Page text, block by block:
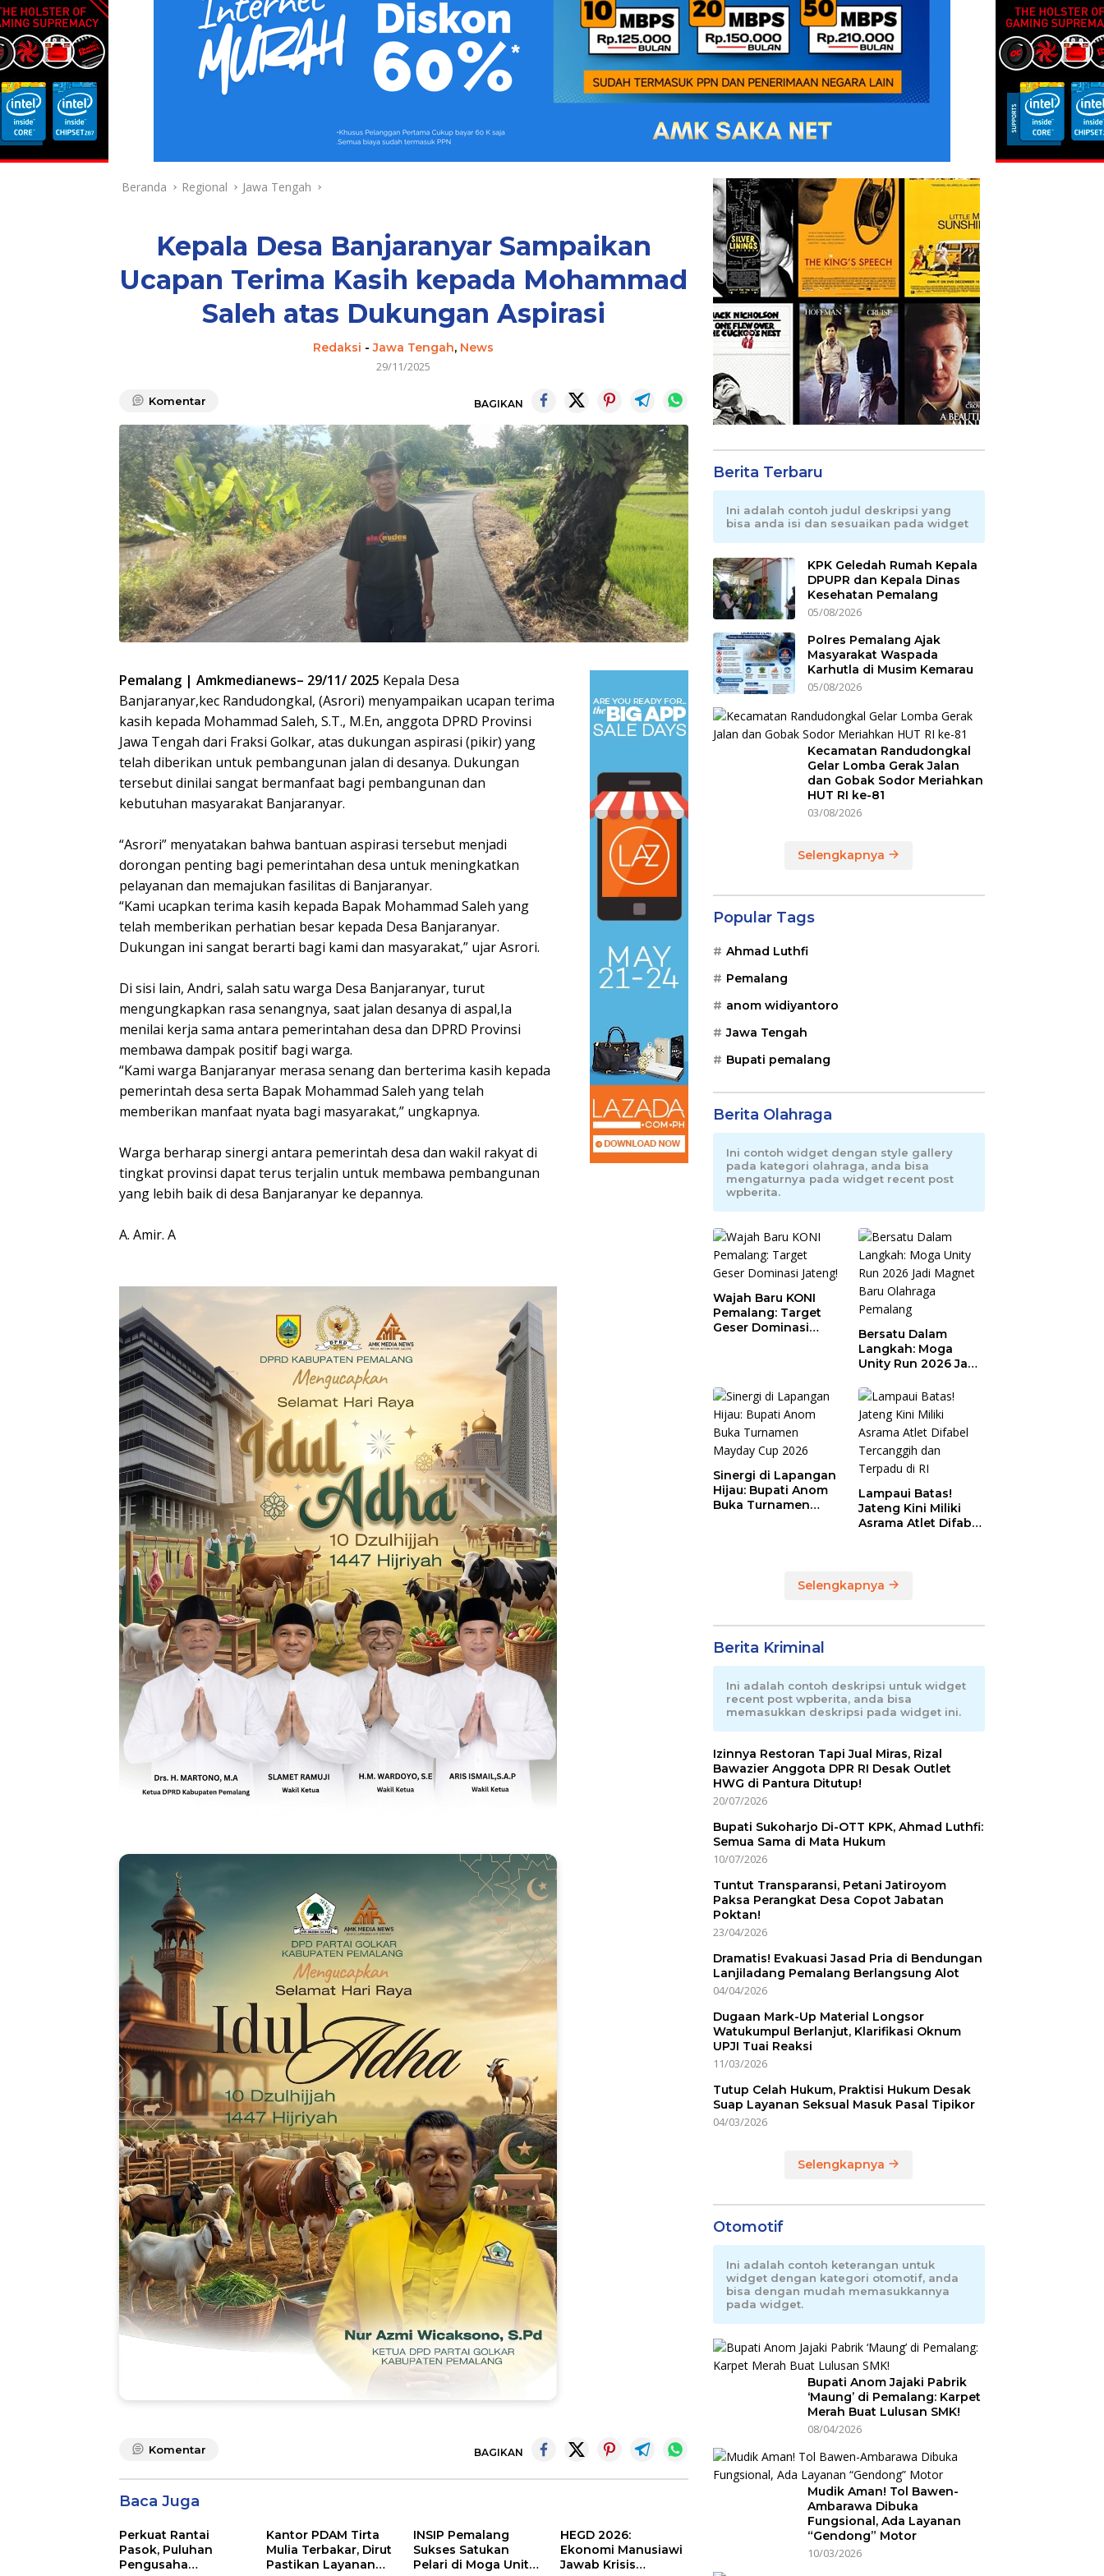
Beranda Regional Jawa Tengah
Kepala Desa Banjaranyar Sampaikan
Ucapan Terima Kasih kepada Mohammad
Saleh atas Dukungan Aspirasi
Redaksi -Jawa Tengah, News
29/11/2025
Komentar BAGIKAN
Pemalang | Amkmedianews– 29/11/ 2025 Kepala Desa
Banjaranyar,kec Randudongkal, (Asrori) menyampaikan ucapan terima
kasih kepada Mohammad Saleh, S.T., M.En, anggota DPRD Provinsi
Jawa Tengah dari Fraksi Golkar, atas dukungan aspirasi (pikir) yang
telah diberikan untuk pembangunan jalan di desanya. Dukungan
tersebut dinilai sangat bermanfaat bagi pembangunan dan
kebutuhan masyarakat Banjaranyar.
“Asrori” menyatakan bahwa bantuan aspirasi tersebut menjadi
dorongan penting bagi pemerintahan desa untuk meningkatkan
pelayanan dan memajukan fasilitas di Banjaranyar.
“Kami ucapkan terima kasih kepada Bapak Mohammad Saleh yang
telah memberikan perhatian besar kepada Desa Banjaranyar.
Dukungan ini sangat berarti bagi kami dan masyarakat,” ujar Asrori.
Di sisi lain, Andri, salah satu warga Desa Banjaranyar, turut
mengungkapkan rasa senangnya, saat jalan desanya di aspal,Ia
menilai kerja sama antara pemerintahan desa dan DPRD Provinsi
membawa dampak positif bagi warga.
“Kami warga Banjaranyar merasa senang dan berterima kasih kepada
pemerintah desa serta Bapak Mohammad Saleh yang telah
memberikan manfaat nyata bagi masyarakat,” ungkapnya.
Warga berharap sinergi antara pemerintah desa dan wakil rakyat di
tingkat provinsi dapat terus terjalin untuk membawa pembangunan
yang lebih baik di desa Banjaranyar ke depannya.
A. Amir. A
Komentar BAGIKAN
Baca Juga
Perkuat Rantai
Pasok, Puluhan
Pengusaha
Kantor PDAM Tirta
Mulia Terbakar, Dirut
Pastikan Layanan
INSIP Pemalang
Sukses Satukan
Pelari di Moga Unity
HEGD 2026:
Ekonomi Manusiawi
Jawab Krisis
Berita Terbaru
Ini adalah contoh judul deskripsi yang
bisa anda isi dan sesuaikan pada widget
KPK Geledah Rumah Kepala
DPUPR dan Kepala Dinas
Kesehatan Pemalang
05/08/2026
Polres Pemalang Ajak
Masyarakat Waspada
Karhutla di Musim Kemarau
05/08/2026
Kecamatan Randudongkal
Gelar Lomba Gerak Jalan
dan Gobak Sodor Meriahkan
HUT RI ke-81
03/08/2026
Selengkapnya
Popular Tags
Ahmad Luthfi
Pemalang
anom widiyantoro
Jawa Tengah
Bupati pemalang
Berita Olahraga
Ini contoh widget dengan style gallery
pada kategori olahraga, anda bisa
mengaturnya pada widget recent post
wpberita.
Wajah Baru KONI
Pemalang: Target
Geser Dominasi
Bersatu Dalam
Langkah: Moga
Unity Run 2026 Jadi
Olahraga Pemalang
Sinergi di Lapangan
Hijau: Bupati Anom
Buka Turnamen
Lampaui Batas!
Jateng Kini Miliki
Asrama Atlet Difabel
Selengkapnya
Berita Kriminal
Ini adalah contoh deskripsi untuk widget
recent post wpberita, anda bisa
memasukkan deskripsi pada widget ini.
Izinnya Restoran Tapi Jual Miras, Rizal
Bawazier Anggota DPR RI Desak Outlet
HWG di Pantura Ditutup!
20/07/2026
Bupati Sukoharjo Di-OTT KPK, Ahmad Luthfi:
Semua Sama di Mata Hukum
10/07/2026
Tuntut Transparansi, Petani Jatiroyom
Paksa Perangkat Desa Copot Jabatan
Poktan!
23/04/2026
Dramatis! Evakuasi Jasad Pria di Bendungan
Lanjiladang Pemalang Berlangsung Alot
04/04/2026
Dugaan Mark-Up Material Longsor
Watukumpul Berlanjut, Klarifikasi Oknum
UPJI Tuai Reaksi
11/03/2026
Tutup Celah Hukum, Praktisi Hukum Desak
Suap Layanan Seksual Masuk Pasal Tipikor
04/03/2026
Selengkapnya
Otomotif
Ini adalah contoh keterangan untuk
widget dengan kategori otomotif, anda
bisa dengan mudah memasukkannya
pada widget.
Bupati Anom Jajaki Pabrik
‘Maung’ di Pemalang: Karpet
Merah Buat Lulusan SMK!
08/04/2026
Mudik Aman! Tol Bawen-
Ambarawa Dibuka
Fungsional, Ada Layanan
“Gendong” Motor
10/03/2026